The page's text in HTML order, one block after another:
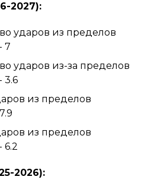
2027):
ударов из пределов
7
ударов из-за пределов
3.6
из пределов
из пределов
6.2
2026):